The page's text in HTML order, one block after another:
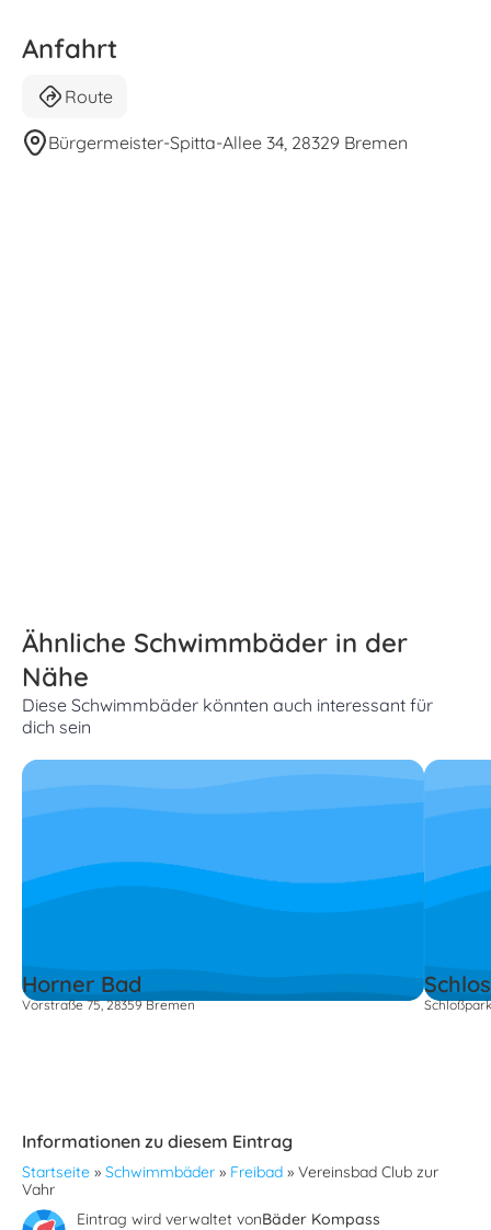
Anfahrt
Route
Bürgermeister-Spitta-Allee 34, 28329 Bremen
Ähnliche Schwimmbäder in der
Nähe
Diese Schwimmbäder könnten auch interessant für
dich sein
Horner Bad
Vorstraße 75, 28359 Bremen
Informationen zu diesem Eintrag
Startseite » Schwimmbäder » Freibad » Vereinsbad Club zur
Vahr
Eintrag wird verwaltet vonBäder Kompass